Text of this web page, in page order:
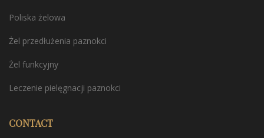
Poliska żelowa
Żel przedłużenia paznokci
Żel funkcyjny
Leczenie pielęgnacji paznokci
CONTACT